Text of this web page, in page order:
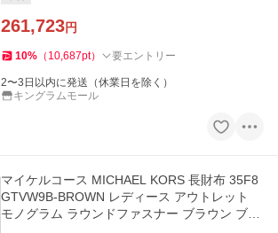
261,723円
10% （ 10,687pt） 要エントリー
2〜3日以内に発送（休業日を除く）
キングラムモール
マイケルコース MICHAEL KORS 長財布 35F8
GTVW9B-BROWN レディース アウトレット
モノグラム ラウンドファスナー ブラウン ブラ